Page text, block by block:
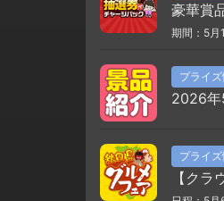
豪華賞
期間：5月
プライ
2026年
プライ
【ク